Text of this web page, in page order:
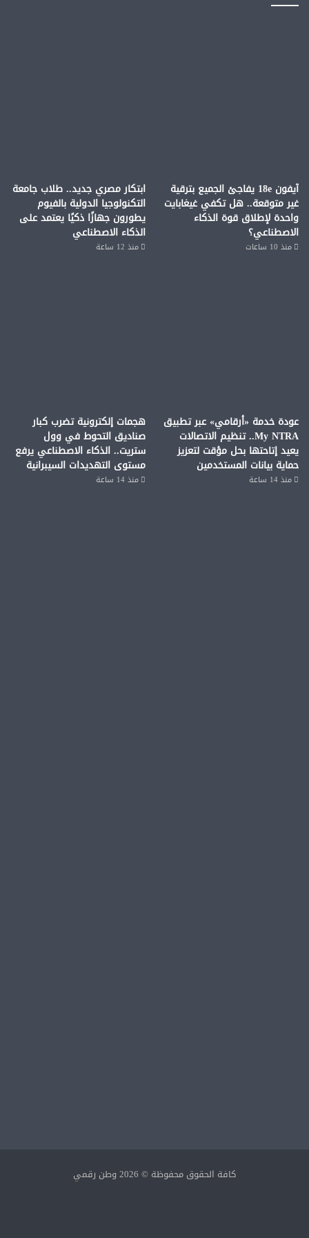
آيفون 18e يفاجئ الجميع بترقية
غير متوقعة.. هل تكفي غيغابايت
واحدة لإطلاق قوة الذكاء
الاصطناعي؟
منذ 10 ساعات
ابتكار مصري جديد.. طلاب جامعة
التكنولوجيا الدولية بالفيوم
يطورون جهازًا ذكيًا يعتمد على
الذكاء الاصطناعي
منذ 12 ساعة
عودة خدمة «أرقامي» عبر تطبيق
My NTRA.. تنظيم الاتصالات
يعيد إتاحتها بحل مؤقت لتعزيز
حماية بيانات المستخدمين
منذ 14 ساعة
هجمات إلكترونية تضرب كبار
صناديق التحوط في وول
ستريت.. الذكاء الاصطناعي يرفع
مستوى التهديدات السيبرانية
منذ 14 ساعة
كافة الحقوق محفوظة © 2026 وطن رقمي